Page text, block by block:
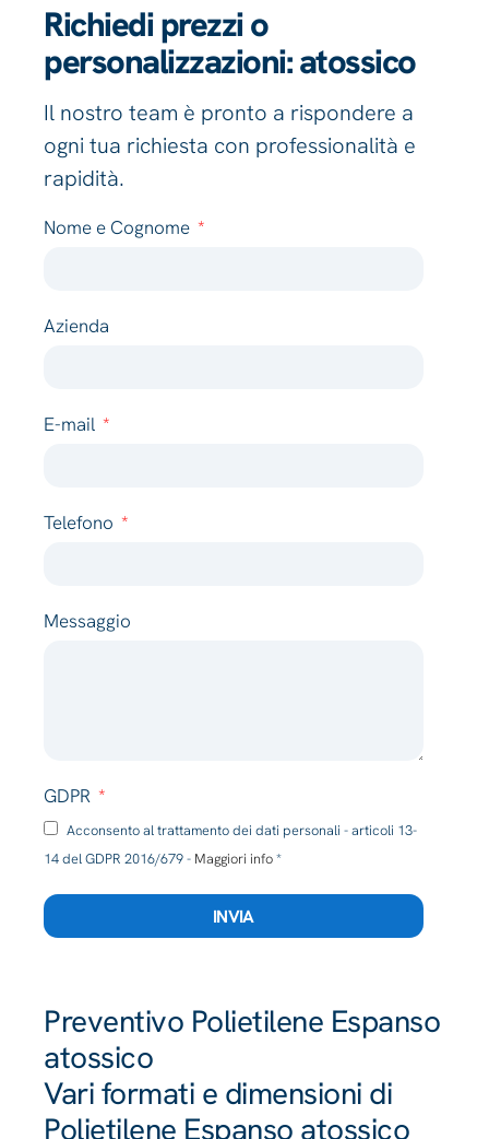
Richiedi prezzi o
personalizzazioni: atossico
Il nostro team è pronto a rispondere a
ogni tua richiesta con professionalità e
rapidità.
Nome e Cognome
Azienda
E-mail
Telefono
Messaggio
GDPR
Acconsento al trattamento dei dati personali - articoli 13-
14 del GDPR 2016/679 - Maggiori info*
INVIA
Preventivo Polietilene Espanso
atossico
Vari formati e dimensioni di
Polietilene Espanso atossico